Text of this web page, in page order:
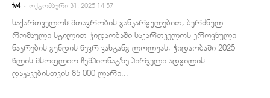
tv4 - ოქტომბერი 31, 2025 14:57
საქართველოს მთავრობის განკარგულებით, ბერძნულ-
რომაული სტილით ჭიდაობაში საქართველოს ეროვნული
ნაკრების გუნდის წევრ ვახტანგ ლოლუას, ჭიდაობაში 2025
წლის მსოფლიო ჩემპიონატზე პირველი ადგილის
დაკავებისთვის 85 000 ლარი...